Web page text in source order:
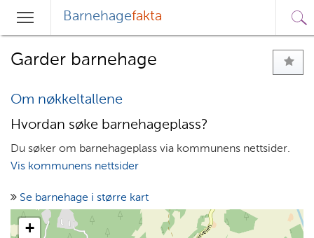
Hovedmeny
Barnehagefakta
Garder barnehage
Om nøkkeltallene
Hvordan søke barnehageplass?
Du søker om barnehageplass via kommunens nettsider.
Vis kommunens nettsider
Se barnehage i større kart
+